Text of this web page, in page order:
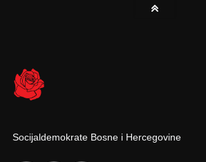
Socijaldemokrate Bosne i Hercegovine